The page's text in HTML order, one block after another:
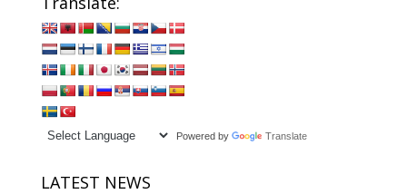
Powered by Translate
LATEST NEWS